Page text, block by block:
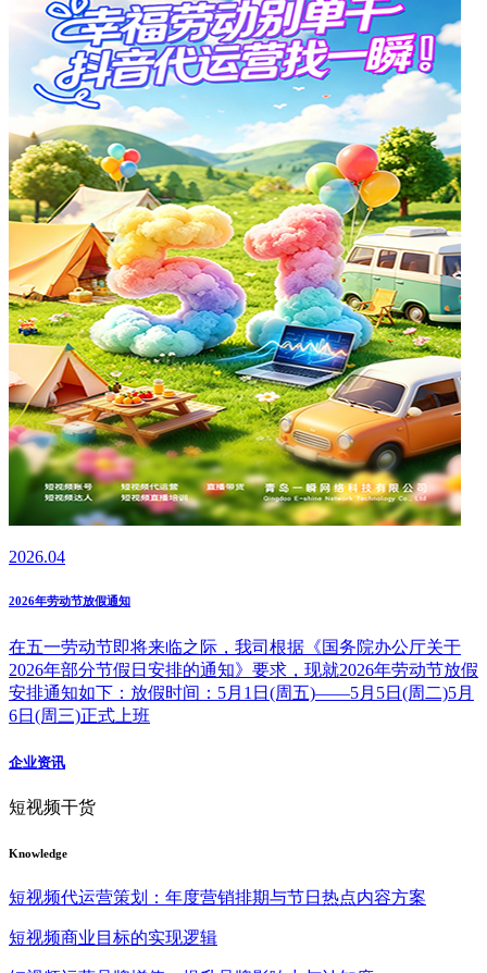
2026.04
2026年劳动节放假通知
在五一劳动节即将来临之际，我司根据《国务院办公厅关于
2026年部分节假日安排的通知》要求，现就2026年劳动节放假
安排通知如下：放假时间：5月1日(周五)——5月5日(周二)5月
6日(周三)正式上班
企业资讯
短视频干货
Knowledge
短视频代运营策划：年度营销排期与节日热点内容方案
短视频商业目标的实现逻辑